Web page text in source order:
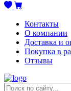
Контакты
О компании
Доставка и
Покупка в
Отзывы